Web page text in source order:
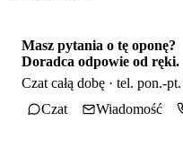
Masz pytania o tę oponę?
Doradca odpowie od ręki.
Czat całą dobę · tel. pon.-
Czat
Wiadomość